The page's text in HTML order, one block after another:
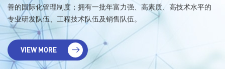
善的国际化管理制度；拥有一批年富力强、高素质、高技术水平的
专业研发队伍、工程技术队伍及销售队伍。
VIEW MORE